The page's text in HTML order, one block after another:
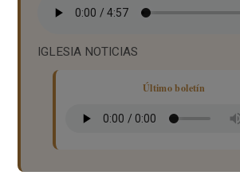
IGLESIA NOTICIAS
Último boletín